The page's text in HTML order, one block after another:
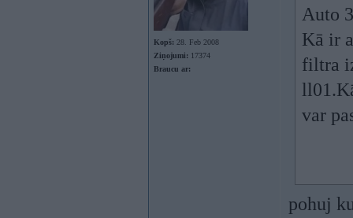
Kopš: 28. Feb 2008
Ziņojumi: 17374
Braucu ar:
Auto
Kā ir
filtra
var
pohuj